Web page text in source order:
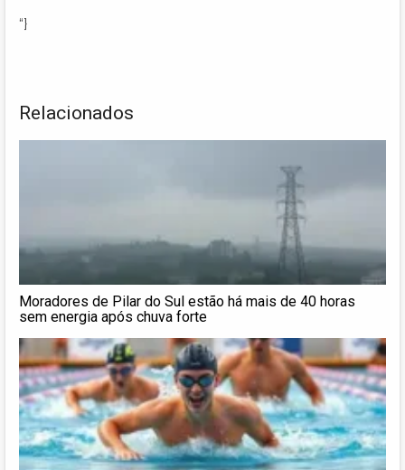
“}
Relacionados
Moradores de Pilar do Sul estão há mais de 40 horas
sem energia após chuva forte